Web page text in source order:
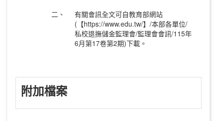
二、
有關會訊全文可自教育部網站
(【https://www.edu.tw/】/本部各單位/
私校退撫儲金監理會/監理會會訊/115年
6月第17卷第2期)下載。
附加檔案